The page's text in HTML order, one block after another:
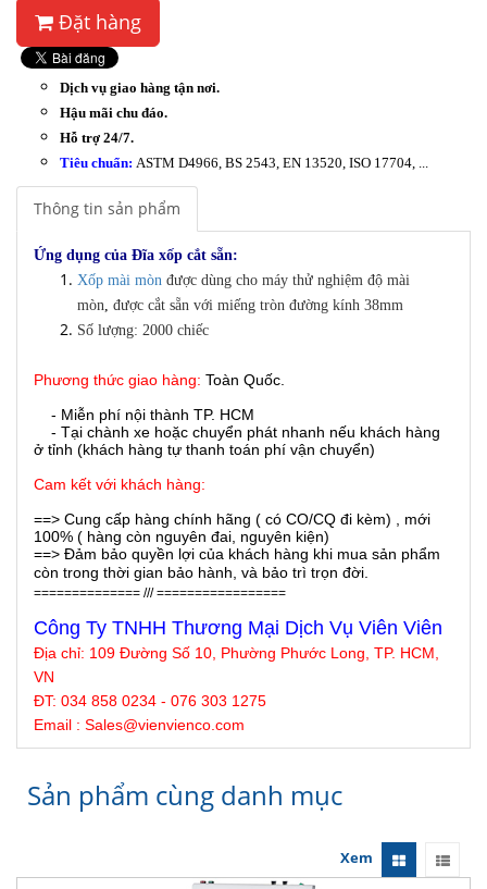
Đặt hàng
Dịch vụ giao hàng tận nơi.
Hậu mãi chu đáo.
Hỗ trợ 24/7.
Tiêu chuẩn: ASTM D4966, BS 2543, EN 13520, ISO 17704, ...
Thông tin sản phẩm
Ứng dụng của Đĩa xốp cắt sẵn:
Xốp mài mòn được dùng cho máy thử nghiệm độ mài
mòn, được cắt sẵn với miếng tròn đường kính 38mm
Số lượng: 2000 chiếc
Phương thức giao hàng: Toàn Quốc.
- Miễn phí nội thành TP. HCM
- Tại chành xe hoặc chuyển phát nhanh nếu khách hàng
ở tỉnh (khách hàng tự thanh toán phí vận chuyển)
Cam kết với khách hàng:
==> Cung cấp hàng chính hãng ( có CO/CQ đi kèm) , mới
100% ( hàng còn nguyên đai, nguyên kiện)
==> Đảm bảo quyền lợi của khách hàng khi mua sản phẩm
còn trong thời gian bảo hành, và bảo trì trọn đời.
============== /// =================
Công Ty TNHH Thương Mại Dịch Vụ Viên Viên
Địa chỉ: 109 Đường Số 10, Phường Phước Long, TP. HCM,
VN
ĐT: 034 858 0234 - 076 303 1275
Email : Sales@vienvienco .com
Sản phẩm cùng danh mục
Xem